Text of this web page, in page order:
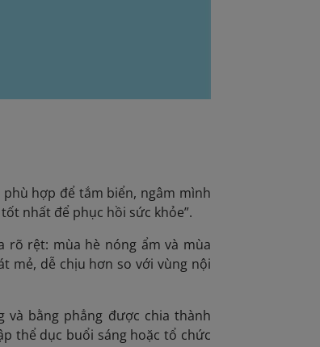
hợp để tắm biển, ngâm mình
nhất để phục hồi sức khỏe”.
rõ rệt: mùa hè nóng ẩm và mùa
mẻ, dễ chịu hơn so với vùng nội
bằng phẳng được chia thành
thể dục buổi sáng hoặc tổ chức